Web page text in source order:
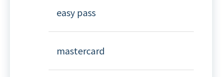
easy pass
mastercard